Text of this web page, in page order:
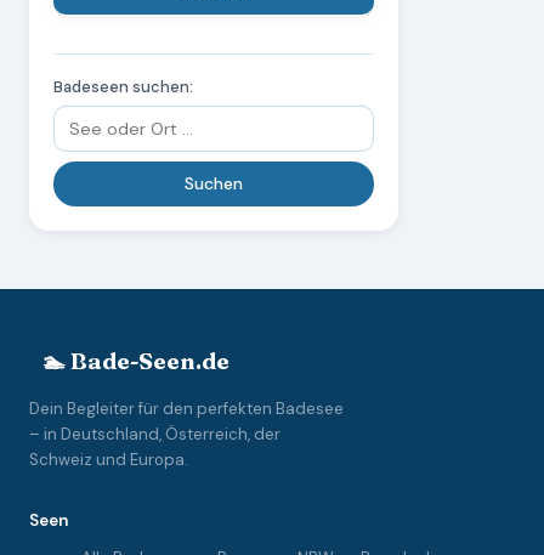
Badeseen suchen:
🏊 Bade-Seen.de
Dein Begleiter für den perfekten Badesee
– in Deutschland, Österreich, der
Schweiz und Europa.
Seen